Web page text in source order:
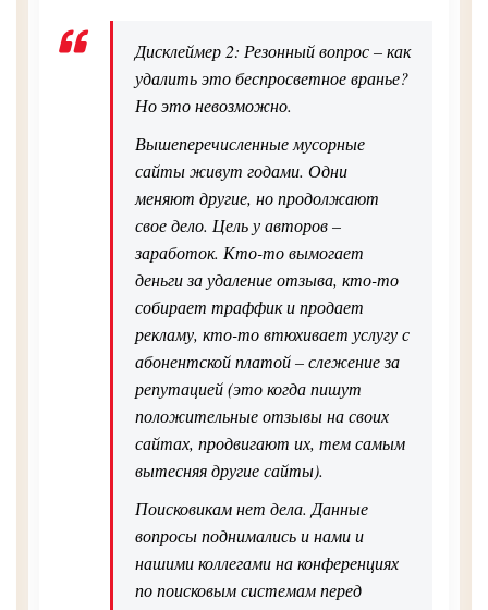
Дисклеймер 2: Резонный вопрос – как
удалить это беспросветное вранье?
Но это невозможно.
Вышеперечисленные мусорные
сайты живут годами. Одни
меняют другие, но продолжают
свое дело. Цель у авторов –
заработок. Кто-то вымогает
деньги за удаление отзыва, кто-то
собирает траффик и продает
рекламу, кто-то втюхивает услугу с
абонентской платой – слежение за
репутацией (это когда пишут
положительные отзывы на своих
сайтах, продвигают их, тем самым
вытесняя другие сайты).
Поисковикам нет дела. Данные
вопросы поднимались и нами и
нашими коллегами на конференциях
по поисковым системам перед